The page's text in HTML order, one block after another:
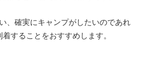
、確実にキャンプがしたいのであれ
することをおすすめします。